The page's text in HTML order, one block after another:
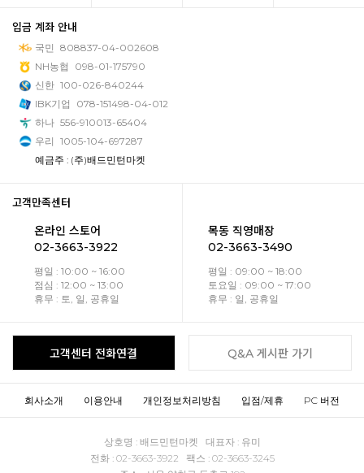
입금 계좌 안내
국민 808837-04-002608
NH농협
098-01-175790
신한 100-026-840244
IBK기업
078-151498-04-012
하나 556-910013-65404
우리 1005-104-697287
예금주 : (주)배드민턴마켓
고객만족센터
온라인 스토어
02-3663-3922
평일 : 10:00 ~ 16:00
점심 : 12:00 ~ 13:00
휴무 : 토, 일, 공휴일
목동 직영매장
02-3663-3490
평일 : 09:00 ~ 18:00
토요일 : 09:00 ~ 17:00
휴무 : 일, 공휴일
고객센터 전화연결 Q&A 게시판 가기
회사소개 이용안내 개인정보처리방침 입점/제휴 PC 버전
상호명 : 배드민턴마켓 대표자 : 유미
전화 : 02-3663-3922 팩스 : 02-3663-3245